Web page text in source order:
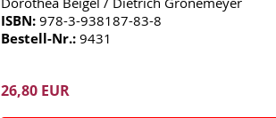
ISBN: 978-3-938187-83-8
Bestell-Nr.: 9431
26,80 EUR